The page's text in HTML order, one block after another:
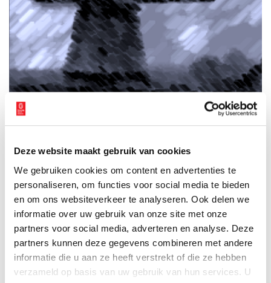
Deze website maakt gebruik van cookies
We gebruiken cookies om content en advertenties te
personaliseren, om functies voor social media te bieden
en om ons websiteverkeer te analyseren. Ook delen we
informatie over uw gebruik van onze site met onze
partners voor social media, adverteren en analyse. Deze
partners kunnen deze gegevens combineren met andere
informatie die u aan ze heeft verstrekt of die ze hebben
verzameld op basis van uw gebruik van hun services. U